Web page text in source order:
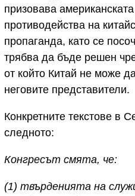
призовава
противодейства на
пропаганда, като се
трябва да бъде решен
от който Китай не може
неговите представители.
Конкретните текстове в
следното:
Конгресът смята, че:
(1) твърденията на